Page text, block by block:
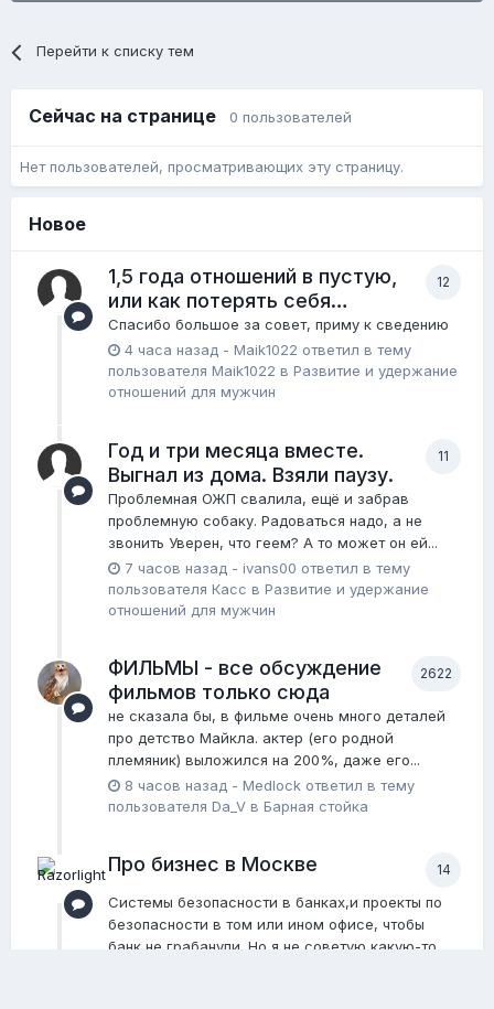
Перейти к списку тем
Сейчас на странице 0 пользователей
Нет пользователей, просматривающих эту страницу.
Новое
12
1,5 года отношений в пустую,
или как потерять себя…
Спасибо большое за совет, приму к сведению
4 часа назад - Maik1022 ответил в тему
пользователя Maik1022 в Pазвитие и удержание
отношений для мужчин
11
Год и три месяца вместе.
Выгнал из дома. Взяли паузу.
Проблемная ОЖП свалила, ещё и забрав
проблемную собаку. Радоваться надо, а не
звонить Уверен, что геем? А то может он ей...
7 часов назад - ivans00 ответил в тему
пользователя Касс в Pазвитие и удержание
отношений для мужчин
2622
ФИЛЬМЫ - все обсуждение
фильмов только сюда
не сказала бы, в фильме очень много деталей
про детство Майкла. актер (его родной
племяник) выложился на 200%, даже его...
8 часов назад - Medlock ответил в тему
пользователя Da_V в Барная стойка
14
Про бизнес в Москве
Системы безопасности в банках,и проекты по
безопасности в том или ином офисе, чтобы
банк не грабанули. Но я не советую какую-то...